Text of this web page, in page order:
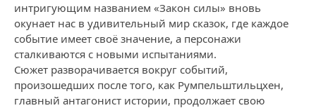
интригующим названием «Закон силы» вновь
окунает нас в удивительный мир сказок, где каждое
событие имеет своё значение, а персонажи
сталкиваются с новыми испытаниями.
Сюжет разворачивается вокруг событий,
произошедших после того, как Румпельштильцхен,
главный антагонист истории, продолжает свою